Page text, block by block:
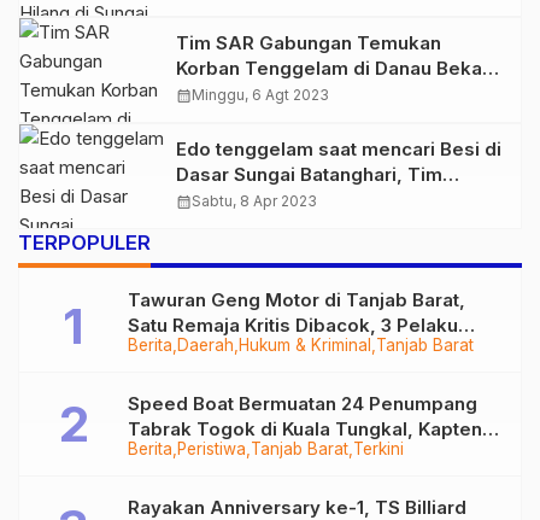
Tim SAR Gabungan Temukan
Korban Tenggelam di Danau Bekas
Tambang Batu bara Tebo Ilir
calendar_monthMinggu, 6 Agt 2023
Edo tenggelam saat mencari Besi di
Dasar Sungai Batanghari, Tim
Basarnas Jambi Lakukan Pencarian
calendar_monthSabtu, 8 Apr 2023
TERPOPULER
Berita Daerah Hukum & Kriminal Tanjab Barat
Tawuran Geng Motor di Tanjab Barat,
Satu Remaja Kritis Dibacok, 3 Pelaku
Ditangkap
Berita Peristiwa Tanjab Barat Terkini
Speed Boat Bermuatan 24 Penumpang
Tabrak Togok di Kuala Tungkal, Kapten
Sempat Hilang
Rayakan Anniversary ke-1, TS Billiard